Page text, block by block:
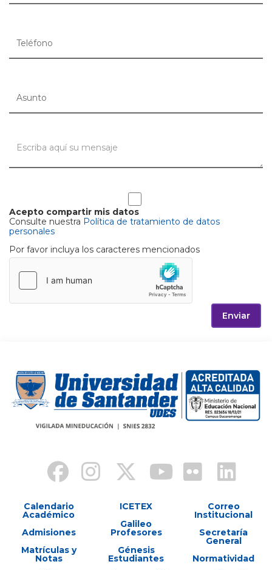
Acepto compartir mis datos
Consulte nuestra Política de tratamiento de datos
personales
Por favor incluya los caracteres mencionados
Enviar
Calendario
Académico
Admisiones
Matrículas y
Notas
ICETEX
Galileo
Profesores
Génesis
Estudiantes
Correo
Institucional
Secretaría
General
Normatividad